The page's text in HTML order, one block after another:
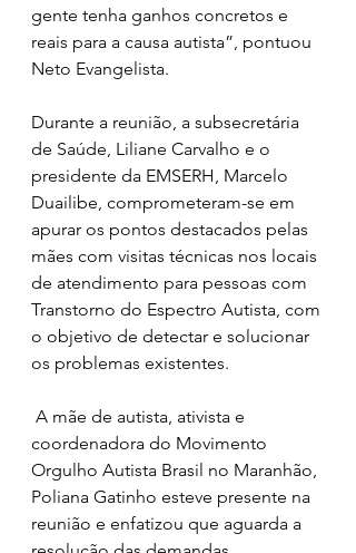
gente tenha ganhos concretos e
reais para a causa autista”, pontuou
Neto Evangelista.
Durante a reunião, a subsecretária
de Saúde, Liliane Carvalho e o
presidente da EMSERH, Marcelo
Duailibe, comprometeram-se em
apurar os pontos destacados pelas
mães com visitas técnicas nos locais
de atendimento para pessoas com
Transtorno do Espectro Autista, com
o objetivo de detectar e solucionar
os problemas existentes.
coordenadora do Movimento
Orgulho Autista Brasil no Maranhão,
Poliana Gatinho esteve presente na
reunião e enfatizou que aguarda a